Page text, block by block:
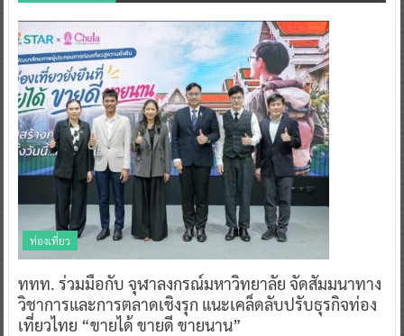
ท่องเที่ยว
ททท. ร่วมมือกับ จุฬาลงกรณ์มหาวิทยาลัย จัดสัมมนาทาง
วิชาการและการตลาดเชิงรุก แนะเคล็ดลับปรับธุรกิจท่อง
เที่ยวไทย “ขายได้ ขายดี ขายนาน”